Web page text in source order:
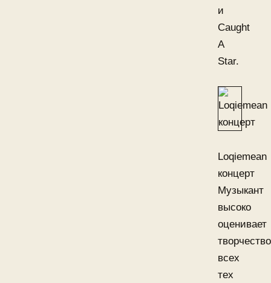
и
Caught
A
Star.
Loqiemean
концерт
Музыкант
высоко
оценивает
творчество
всех
тех